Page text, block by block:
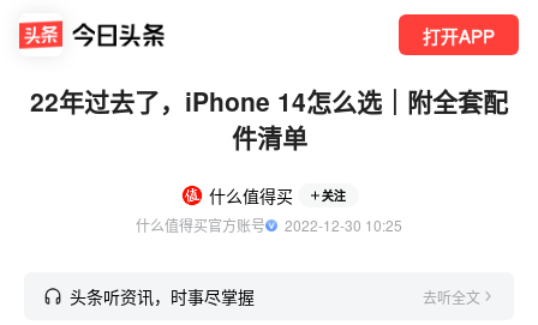
打开APP
22年过去了，iPhone 14怎么选｜附全套配
件清单
什么值得买 关注
什么值得买官方账号
  2022-12-30 10:25
头条听资讯，时事尽掌握 去听全文